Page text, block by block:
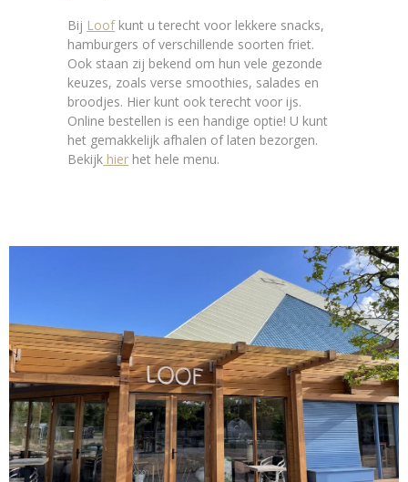
Bij Loofkunt u terecht voor lekkere snacks,
hamburgers of verschillende soorten friet.
Ook staan zij bekend om hun vele gezonde
keuzes, zoals verse smoothies, salades en
broodjes. Hier kunt ook terecht voor ijs.
Online bestellen is een handige optie! U kunt
het gemakkelijk afhalen of laten bezorgen.
Bekijk hier het hele menu.